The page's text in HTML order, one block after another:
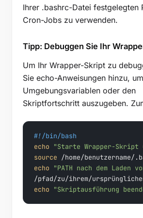
Ihrer .bashrc-Datei festgelegten
Cron-Jobs zu verwenden.
Tipp: Debuggen Sie Ihr
Um Ihr Wrapper-Skript zu
Sie echo-Anweisungen hinzu, um
Umgebungsvariablen oder den
Skriptfortschritt auszugeben.
#!/bin/bash
echo
"Starte Wrapper-Skript
source
echo
"PATH nach dem Laden
echo
"Skriptausführung